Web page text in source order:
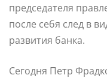
председателя
после себя след в
развития банка.
Сегодня Петр